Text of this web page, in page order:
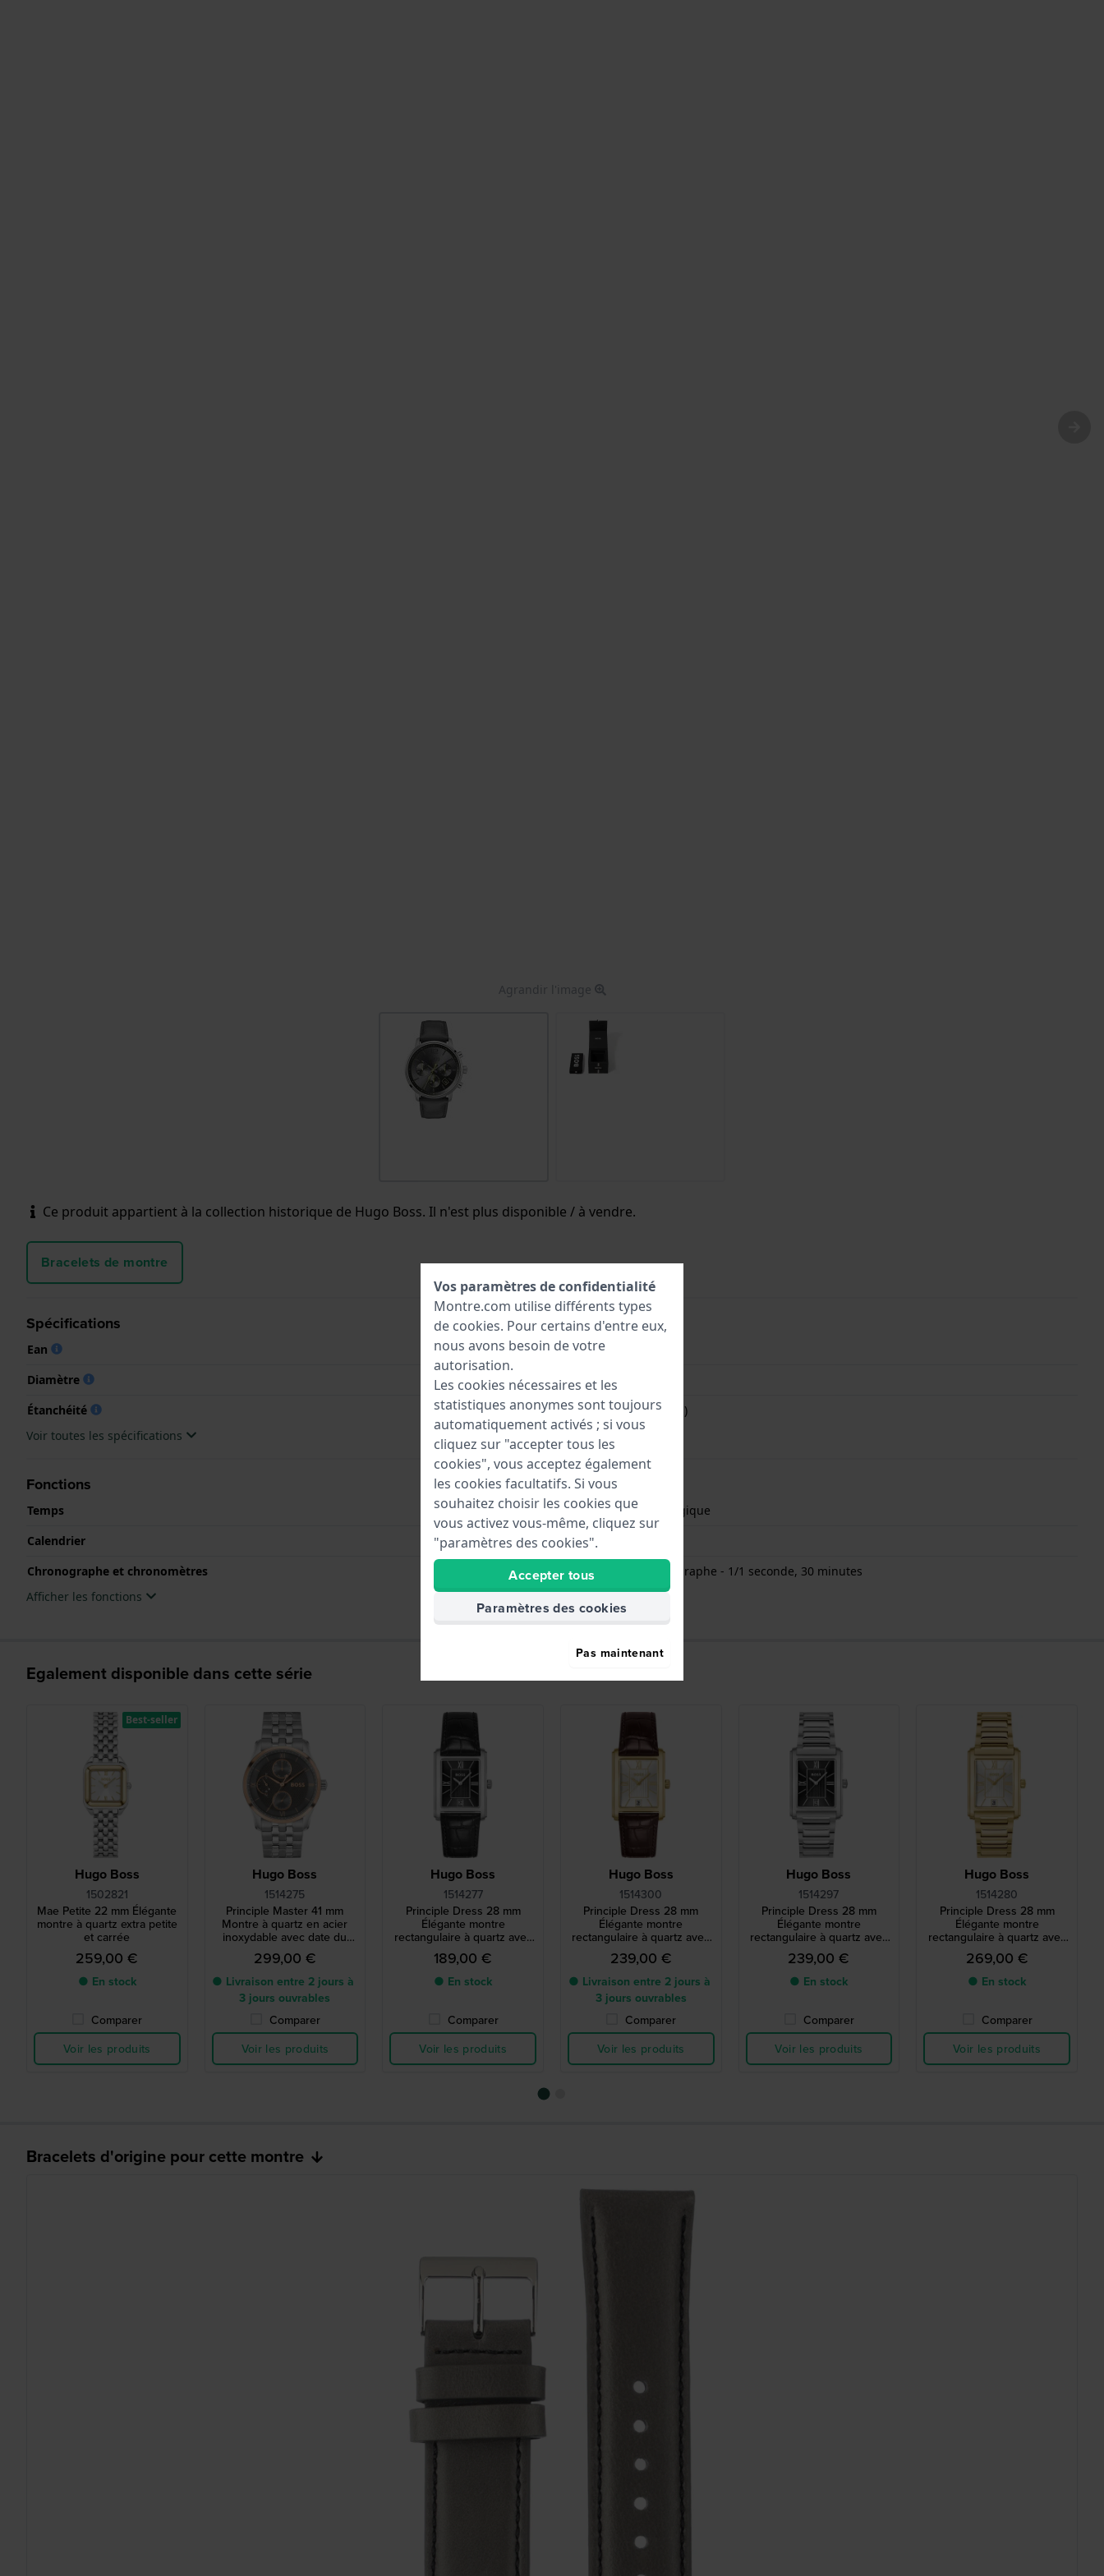
Agrandir l'image
Ce produit appartient à la collection historique de Hugo Boss. Il n'est plus disponible / à vendre.
Bracelets de montre
Spécifications
Ean
7613272301008
Diamètre
42 mm
Étanchéité
3 Bar (lavage des mains)
Voir toutes les spécifications
Fonctions
Temps
Heures - Aiguille analogique
Calendrier
Date - Fenêtr
Chronographe et chronomètres
Chronomètre / Chronographe - 1/1 seconde, 30 minutes
Afficher les fonctions
Egalement disponible dans cette série
Hugo Boss
1502821
Mae Petite 22 mm Élégante
montre à quartz extra petite
et carrée
259,00 €
● En stock
Comparer
Voir les produits
Best-seller
Hugo Boss
1514275
Principle Master 41 mm
Montre à quartz en acier
inoxydable avec date du
jour et cadran 24h
299,00 €
● Livraison entre 2 jours à
3 jours ouvrables
Comparer
Voir les produits
Hugo Boss
1514277
Principle Dress 28 mm
Élégante montre
rectangulaire à quartz avec
index romains
189,00 €
● En stock
Comparer
Voir les produits
Hugo Boss
1514300
Principle Dress 28 mm
Élégante montre
rectangulaire à quartz avec
index romains
239,00 €
● Livraison entre 2 jours à
3 jours ouvrables
Comparer
Voir les produits
Hugo Boss
1514297
Principle Dress 28 mm
Élégante montre
rectangulaire à quartz avec
index romains
239,00 €
● En stock
Comparer
Voir les produits
Hugo Boss
1514280
Principle Dress 28 mm
Élégante montre
rectangulaire à quartz avec
index romains
269,00 €
● En stock
Comparer
Voir les produits
Bracelets d'origine pour cette montre
Vos paramètres de confidentialité
Montre.com utilise différents types
de cookies. Pour certains d'entre eux,
nous avons besoin de votre
autorisation.
Les cookies nécessaires et les
statistiques anonymes sont toujours
automatiquement activés ; si vous
cliquez sur "accepter tous les
cookies", vous acceptez également
les cookies facultatifs. Si vous
souhaitez choisir les cookies que
vous activez vous-même, cliquez sur
"paramètres des cookies".
Accepter tous
Paramètres des cookies
Pas maintenant